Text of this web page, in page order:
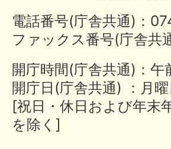
電話番号(庁舎共通)：
ファックス番号(庁舎
開庁時間(庁舎共通)：
開庁日(庁舎共通) ：月
[祝日・休日および年末
を除く]